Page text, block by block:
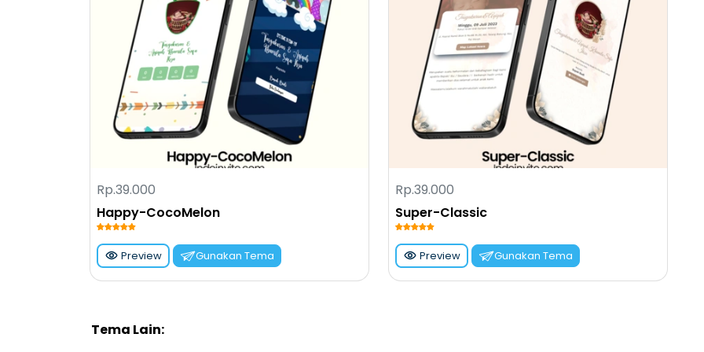
sanak saudara, teman, dan kerabat untuk merayakan momen bahagia ini bersama-sama.
Acara ini dapat berupa makan bersama, pertunjukan, atau kegiatan lainnya.
Mengapa Aqiqah Penting?
Aqiqah memiliki banyak manfaat, baik bagi orang tua maupun masyarakat. Berikut adalah
beberapa alasan mengapa aqiqah sangat penting:
Mengajarkan Tanggung Jawab
: Aqiqah mengajarkan orang tua untuk bertanggung
jawab atas anak yang dilahirkan. Ini adalah salah satu cara untuk menunjukkan
komitmen dan kasih sayang kepada anak.
Memberikan Identitas
: Dalam tradisi Islam, aqiqah memberikan identitas awal bagi
anak. Acara ini menjadi momen yang diingat oleh keluarga dan masyarakat sebagai
tanda syukur atas kelahirannya.
Peningkatan Hubungan Sosial
: Aqiqah merupakan kesempatan untuk berkumpul
Pendidikan Nilai
Rp.39.000
Happy-CocoMelon
Preview Gunakan Tema
Rp.39.000
Super-Classic
Preview Gunakan Tema
Tema Lain: